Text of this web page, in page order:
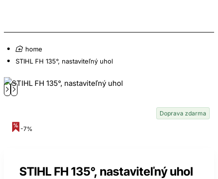
home
STIHL FH 135°, nastaviteľný uhol
Doprava zdarma
-7%
STIHL FH 135°, nastaviteľný uhol